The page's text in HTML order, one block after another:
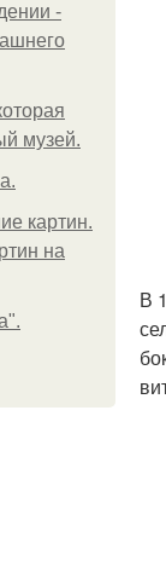
-
музей.
картин.
на
В